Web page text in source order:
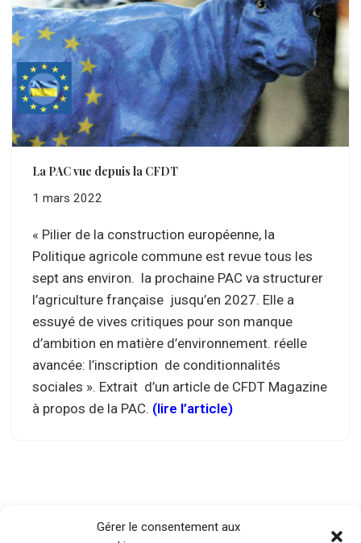
Gérer le consentement aux
La PAC vue depuis la CFDT
1 mars 2022
« Pilier de la construction européenne, la
Politique agricole commune est revue tous les
sept ans environ. la prochaine PAC va structurer
l’agriculture française jusqu’en 2027. Elle a
essuyé de vives critiques pour son manque
d’ambition en matière d’environnement. réelle
avancée: l’inscription de conditionnalités
sociales ». Extrait d’un article de CFDT Magazine
à propos de la PAC. (lire l’article)